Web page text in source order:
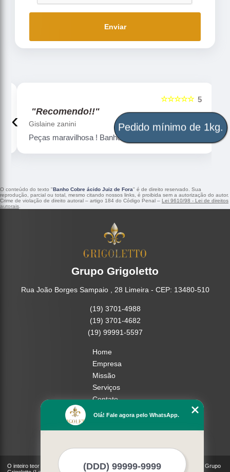
Enviar
5
☆☆☆☆☆
"Recomendo!!"
Gislaine zanini
Peças maravilhosa ! Banho de confiança
‹ ›
O conteúdo do texto "Banho Cobre ácido Juiz de Fora" é de direito reservado. Sua
reprodução, parcial ou total, mesmo citando nossos links, é proibida sem a autorização do autor.
Crime de violação de direito autoral – artigo 184 do Código Penal – Lei 9610/98 - Lei de direitos
autorais
Grupo Grigoletto
Rua João Borges Sampaio , 28 Limeira - CEP: 13480-510
(19) 3701-4988
(19) 3701-4682
(19) 99991-5597
Home
Empresa
Missão
Serviços
Contato
Mapa do site
O inteiro teor deste site está sujeito à proteção de direitos autorais. Copyright© Grupo
Olá! Fale agora pelo WhatsApp.
Pedido mínimo de 1kg.